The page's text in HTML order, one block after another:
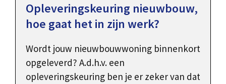
Opleveringskeuring nieuwbouw,
hoe gaat het in zijn werk?
Wordt jouw nieuwbouwwoning binnenkort
opgeleverd? A.d.h.v. een
opleveringskeuring ben je er zeker van dat